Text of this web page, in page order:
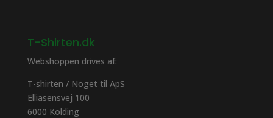
T-Shirten.dk
Webshoppen drives af:
T-shirten / Noget til ApS
Elliasensvej 100
6000 Kolding